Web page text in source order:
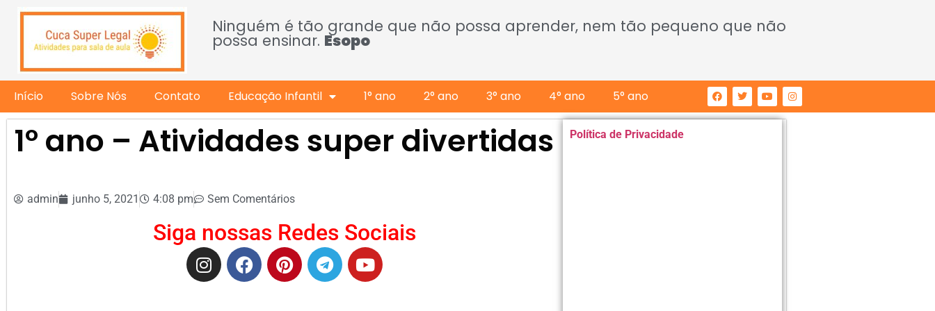
Ninguém é tão grande que não possa aprender, nem tão pequeno que não
possa ensinar. Esopo
Início Sobre Nós Contato Educação Infantil 1° ano 2° ano 3° ano 4° ano 5° ano
1º ano – Atividades super divertidas
admin junho 5, 2021 4:08 pm Sem Comentários
Siga nossas Redes Sociais
Política de Privacidade